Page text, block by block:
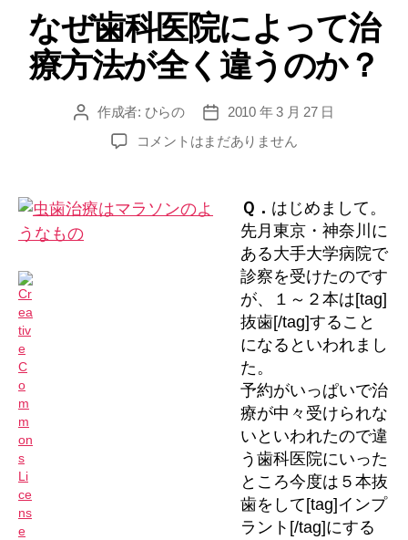
は
同
時
進
め
る？”
リ
ー
なぜ歯科医院によって治
療方法が全く違うのか？
投 作成者: ひらの
投
稿
日
2010 年 3 月 27 日
な
科
医
コメントはまだありません
Ｑ． はじめまして。
先月東京・神奈川に
ある大手大学病院で
診察を受けたのです
が、１～２本は[tag]
抜歯[/tag]すること
になるといわれまし
た。
予約がいっぱいで治
療が中々受けられな
いといわれたので違
う歯科医院にいった
ところ今度は５本抜
歯をして[tag]インプ
ラント[/tag]にする